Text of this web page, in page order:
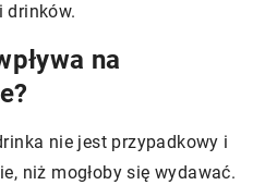
drinków.
na
nie jest przypadkowy i
niż mogłoby się wydawać.